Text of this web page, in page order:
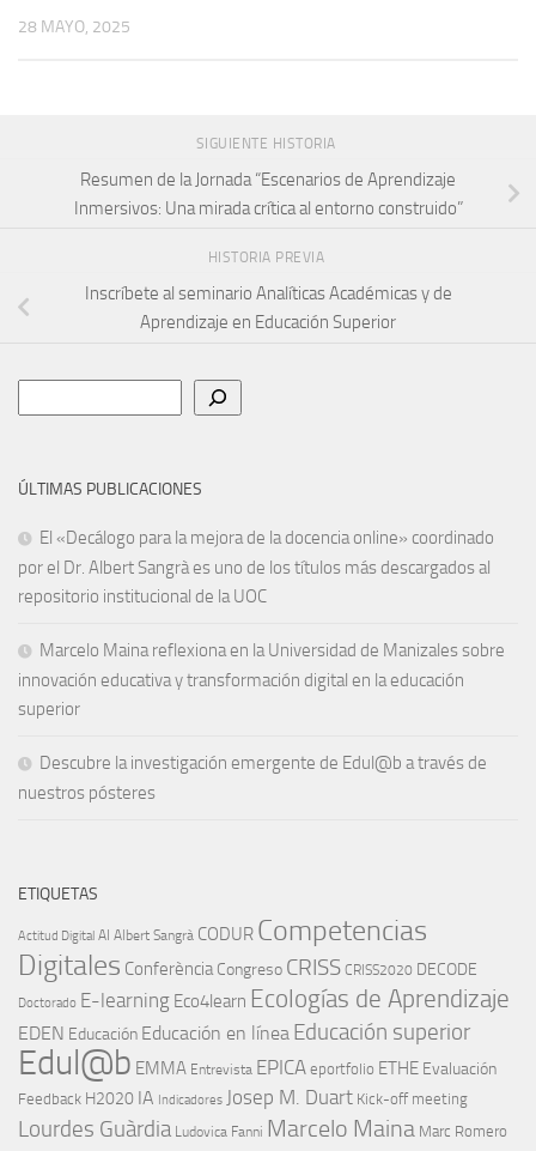
28 MAYO, 2025
SIGUIENTE HISTORIA
Resumen de la Jornada “Escenarios de Aprendizaje
Inmersivos: Una mirada crítica al entorno construido”
HISTORIA PREVIA
Inscríbete al seminario Analíticas Académicas y de
Aprendizaje en Educación Superior
ÚLTIMAS PUBLICACIONES
El «Decálogo para la mejora de la docencia online» coordinado
por el Dr. Albert Sangrà es uno de los títulos más descargados al
repositorio institucional de la UOC
Marcelo Maina reflexiona en la Universidad de Manizales sobre
innovación educativa y transformación digital en la educación
superior
Descubre la investigación emergente de Edul@b a través de
nuestros pósteres
ETIQUETAS
Actitud Digital AI Albert Sangrà CODUR Competencias
Digitales Conferència Congreso CRISS CRISS2020 DECODE
Doctorado E-learning Eco4learn Ecologías de Aprendizaje
EDEN Educación Educación en línea Educación superior
Edul@b EMMA Entrevista EPICA eportfolio ETHE Evaluación
Feedback H2020 IA Indicadores Josep M. Duart Kick-off meeting
Lourdes Guàrdia Ludovica Fanni Marcelo Maina Marc Romero